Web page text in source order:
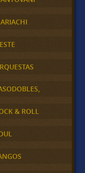
& ROLL